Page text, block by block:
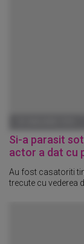
Si-a parasit
actor a dat cu
Au fost casatoriti
trecute cu vederea